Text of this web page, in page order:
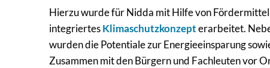
Hierzu wurde für Nidda mit Hilfe von
integriertesKlimaschutzkonzepterarbeitet.
wurden die Potentiale zur Energieeinsparung
Zusammen mit den Bürgern und Fachleuten vor